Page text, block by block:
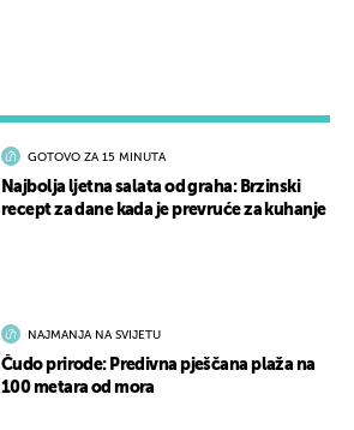
GOTOVO ZA 15 MINUTA
Najbolja ljetna salata od graha: Brzinski
recept za dane kada je prevruće za kuhanje
NAJMANJA NA SVIJETU
Čudo prirode: Predivna pješčana plaža na
100 metara od mora